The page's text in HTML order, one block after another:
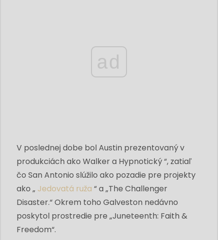
ad
V poslednej dobe bol Austin prezentovaný v
produkciách ako Walker a Hypnotický “, zatiaľ
čo San Antonio slúžilo ako pozadie pre projekty
ako „ Jedovatá ruža “ a „The Challenger
Disaster.“ Okrem toho Galveston nedávno
poskytol prostredie pre „Juneteenth: Faith &
Freedom“.